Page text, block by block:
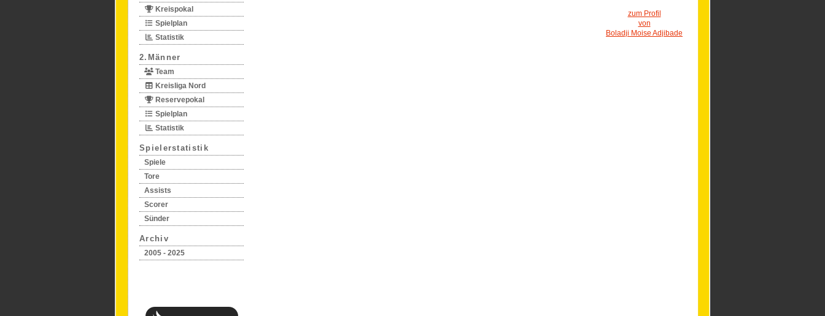
Kreispokal
Spielplan
Statistik
2.Männer
Team
Kreisliga Nord
Reservepokal
Spielplan
Statistik
Spielerstatistik
Spiele
Tore
Assists
Scorer
Sünder
Archiv
2005 - 2025
zum Profil
von
Boladji Moise Adjibade